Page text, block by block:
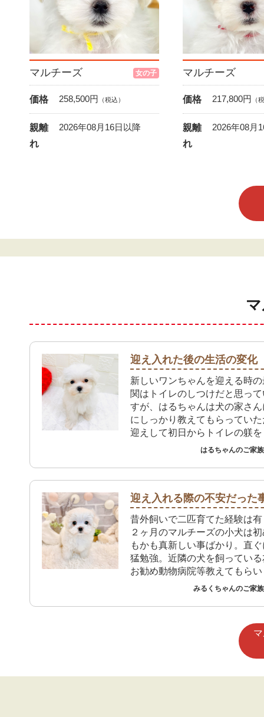
マルチーズ 女の子
価格 258,500円 （税込）
親離
れ
2026年08月16日以降
マルチーズ
価格 217,800円 （
親離
れ
2026年08月
迎え入れた後の生活の変化
新しいワンちゃんを迎える時
関はトイレのしつけだと思っ
すが、はるちゃんは犬の家さ
にしっかり教えてもらってい
迎えして初日からトイレの躾
も、おしっこもうんちもトイ
屋に出してもお姉ちゃんたち
っています。 これからは先住
り方を教えながら楽しく生活
いです。
はるちゃんのご家
迎え入れる際の不安だった
昔外飼いで二匹育てた経験は
２ヶ月のマルチーズの小犬は
もかも真新しい事ばかり。直
猛勉強。近隣の犬を飼ってい
お勧め動物病院等教えてもら
犬の家でも必要な物等買いに
みるくちゃんのご家